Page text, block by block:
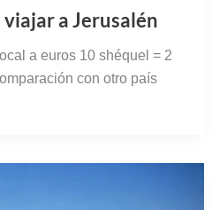
a Jerusalén
a euros 10 shéquel = 2
con otro país